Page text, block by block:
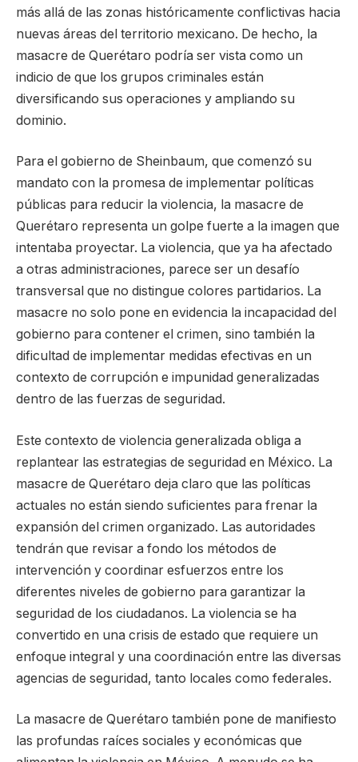
más allá de las zonas históricamente conflictivas hacia
nuevas áreas del territorio mexicano. De hecho, la
masacre de Querétaro podría ser vista como un
indicio de que los grupos criminales están
diversificando sus operaciones y ampliando su
dominio.
Para el gobierno de Sheinbaum, que comenzó su
mandato con la promesa de implementar políticas
públicas para reducir la violencia, la masacre de
Querétaro representa un golpe fuerte a la imagen que
intentaba proyectar. La violencia, que ya ha afectado
a otras administraciones, parece ser un desafío
transversal que no distingue colores partidarios. La
masacre no solo pone en evidencia la incapacidad del
gobierno para contener el crimen, sino también la
dificultad de implementar medidas efectivas en un
contexto de corrupción e impunidad generalizadas
dentro de las fuerzas de seguridad.
Este contexto de violencia generalizada obliga a
replantear las estrategias de seguridad en México. La
masacre de Querétaro deja claro que las políticas
actuales no están siendo suficientes para frenar la
expansión del crimen organizado. Las autoridades
tendrán que revisar a fondo los métodos de
intervención y coordinar esfuerzos entre los
diferentes niveles de gobierno para garantizar la
seguridad de los ciudadanos. La violencia se ha
convertido en una crisis de estado que requiere un
enfoque integral y una coordinación entre las diversas
agencias de seguridad, tanto locales como federales.
La masacre de Querétaro también pone de manifiesto
las profundas raíces sociales y económicas que